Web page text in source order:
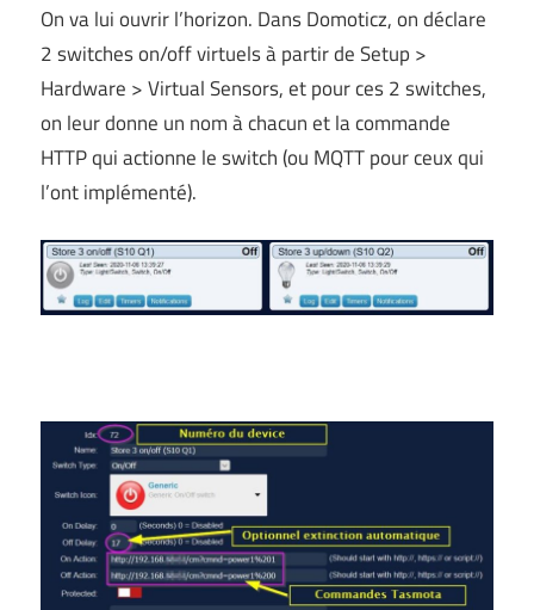
On va lui ouvrir l’horizon. Dans Domoticz, on déclare
2 switches on/off virtuels à partir de Setup >
Hardware > Virtual Sensors, et pour ces 2 switches,
on leur donne un nom à chacun et la commande
HTTP qui actionne le switch (ou MQTT pour ceux qui
l’ont implémenté).